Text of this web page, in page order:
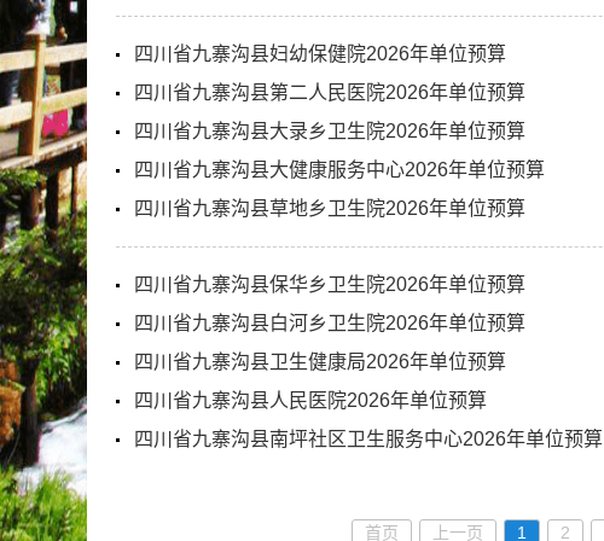
四川省九寨沟县妇幼保健院2026年单位预算
四川省九寨沟县第二人民医院2026年单位预算
四川省九寨沟县大录乡卫生院2026年单位预算
四川省九寨沟县大健康服务中心2026年单位预算
四川省九寨沟县草地乡卫生院2026年单位预算
四川省九寨沟县保华乡卫生院2026年单位预算
四川省九寨沟县白河乡卫生院2026年单位预算
四川省九寨沟县卫生健康局2026年单位预算
四川省九寨沟县人民医院2026年单位预算
四川省九寨沟县南坪社区卫生服务中心2026年单位预算
首页 上一页 1 2